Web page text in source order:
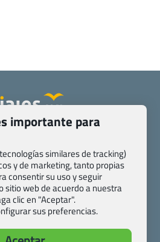
somos
y otras disposiciones específicas
Registro de agencias
Condiciones generales
y cookies
Transparencia
páginas – sitemap
Viajes.com
importante para
similares de tracking)
y de marketing, tanto propias
consentir su uso y seguir
sitio web de acuerdo a nuestra
clic en "Aceptar".
sus preferencias.